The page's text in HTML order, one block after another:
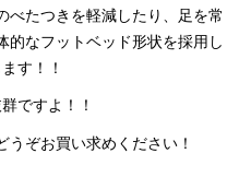
べたつきを軽減したり、足を常
的なフットベッド形状を採用し
す！！
ですよ！！
ぞお買い求めください！